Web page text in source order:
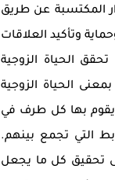
المكتسبة عن طريق
وتأكيد العلاقات
الحياة الزوجية
الحياة الزوجية
يقوم بها كل طرف في
التي تجمع بينهم.
تحقيق كل ما يجعل